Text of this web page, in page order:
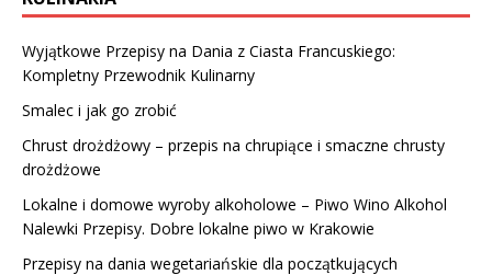
Wyjątkowe Przepisy na Dania z Ciasta Francuskiego:
Kompletny Przewodnik Kulinarny
Smalec i jak go zrobić
Chrust drożdżowy – przepis na chrupiące i smaczne chrusty
drożdżowe
Lokalne i domowe wyroby alkoholowe – Piwo Wino Alkohol
Nalewki Przepisy. Dobre lokalne piwo w Krakowie
Przepisy na dania wegetariańskie dla początkujących